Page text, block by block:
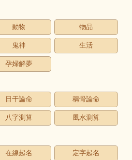
動物 物品
鬼神 生活
孕婦解夢
日干論命 稱骨論命
八字測算 風水測算
在線起名 定字起名